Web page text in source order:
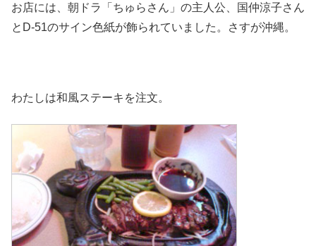
お店には、朝ドラ「ちゅらさん」の主人公、国仲涼子さん
とD-51のサイン色紙が飾られていました。さすが沖縄。
わたしは和風ステーキを注文。